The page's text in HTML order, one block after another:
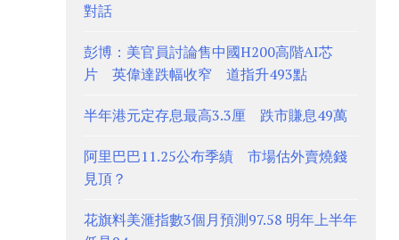
對話
彭博：美官員討論售中國H200高階AI芯
片 英偉達跌幅收窄 道指升493點
半年港元定存息最高3.3厘 跌市賺息49萬
阿里巴巴11.25公布季績 市場估外賣燒錢
見頂？
花旗料美滙指數3個月預測97.58 明年上半年